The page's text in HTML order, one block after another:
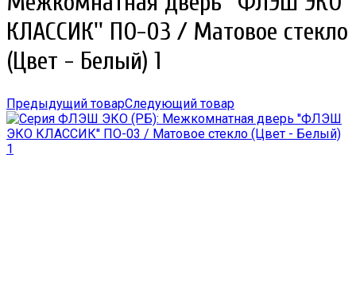
КЛАССИК'' ПО-03 / Матовое стекло
(Цвет - Белый) 1
Предыдущий товарСледующий товар